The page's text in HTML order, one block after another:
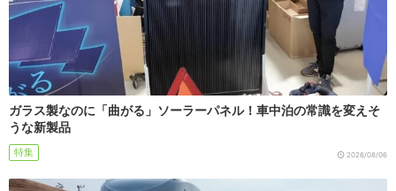
ガラス製なのに「曲がる」ソーラーパネル！車中泊の常識を変えそ
うな新製品
特集 2026/08/06